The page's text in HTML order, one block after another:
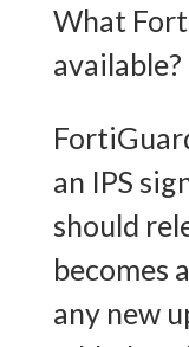
What
available?
an IPS
should
becomes
any new